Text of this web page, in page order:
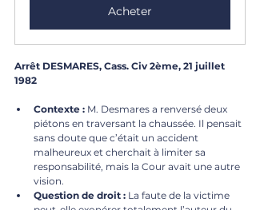
Acheter
Arrêt DESMARES, Cass. Civ 2ème, 21 juillet
1982
Contexte : M. Desmares a renversé deux
piétons en traversant la chaussée. Il pensait
sans doute que c’était un accident
malheureux et cherchait à limiter sa
responsabilité, mais la Cour avait une autre
vision.
Question de droit : La faute de la victime